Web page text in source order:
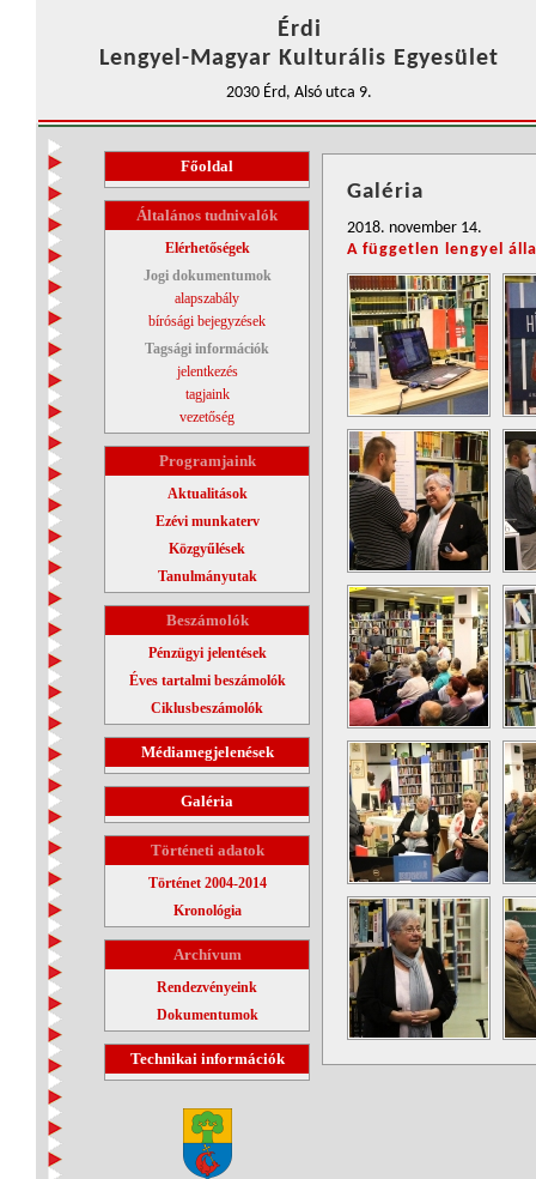
Érdi
Lengyel-Magyar Kulturális Egyesület
2030 Érd, Alsó utca 9.
Főoldal
Általános tudnivalók
Elérhetőségek
Jogi dokumentumok
alapszabály
bírósági bejegyzések
Tagsági információk
jelentkezés
tagjaink
vezetőség
Programjaink
Aktualitások
Ezévi munkaterv
Közgyűlések
Tanulmányutak
Beszámolók
Pénzügyi jelentések
Éves tartalmi beszámolók
Ciklusbeszámolók
Médiamegjelenések
Galéria
Történeti adatok
Történet 2004-2014
Kronológia
Archívum
Rendezvényeink
Dokumentumok
Technikai információk
Galéria
2018. november 14.
A független lengyel